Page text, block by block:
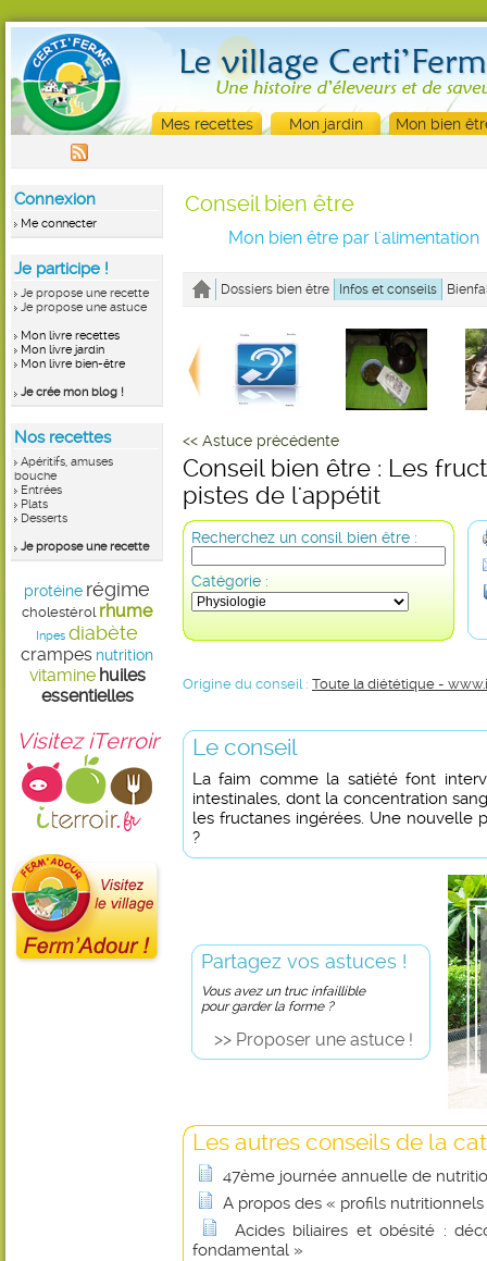
Mes recettes Mon jardin Mon bien
Connexion
Me connecter
Je participe !
Je propose une recette
Je propose une astuce
Mon livre recettes
Mon livre jardin
Mon livre bien-être
Je crée mon blog !
Nos recettes
Apéritifs, amuses
bouche
Entrées
Plats
Desserts
Je propose une recette
protéine régime
cholestérol rhume
Inpes diabète
crampes nutrition
vitamine huiles
essentielles
Visitez iTerroir
Conseil bien être
Mon bien être par l'alimentation
Dossiers bien être Infos et conseils
<< Astuce précédente
Conseil bien être : Les
pistes de l'appétit
Recherchez un consil bien être :
Catégorie :
Origine du conseil : Toute la diététique -
Le conseil
La faim comme la satiété font
intestinales, dont la concentration
les fructanes ingérées. Une nouvelle
?
Partagez vos astuces !
Vous avez un truc infaillible
pour garder la forme ?
>> Proposer une astuce !
Les autres conseils de la
47ème journée annuelle de
A propos des « profils nutritionnels
Acides biliaires et obésité :
fondamental »